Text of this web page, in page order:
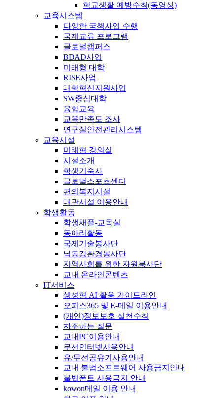
학교생활 예방수칙(동영상)
교육시스템
다양한 국책사업 수행
국제교류 프로그램
글로벌캠퍼스
BDAD사업
미래형 대학
RISE사업
대학혁신지원사업
SW중심대학
융합교육
교육만족도 조사
연구실안전관리시스템
교육시설
미래형 강의실
시설소개
학생기숙사
글로벌스포츠센터
편의복지시설
대관시설 이용안내
학생활동
학생채플-교목실
동아리활동
국제기술봉사단
낙동강환경봉사단
지역사회를 위한 자원봉사단
교내 온라인콘텐츠
IT서비스
생성형 AI 활용 가이드라인
오피스365 및 E-메일 이용안내
(개인)정보보호 실천수칙
자주하는 질문
교내PC이용안내
무선인터넷사용안내
유/무선공유기사용안내
교내 불법소프트웨어 사용금지안내
불법폰트 사용금지 안내
kowon메일 이용 안내